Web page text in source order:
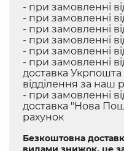
- при замовленні
- при замовленні
- при замовленні
- при замовленні
- при замовленні
- при замовленні
доставка
відділення за наш
- при замовленні
доставка "Нова
рахунок
Безкоштовна